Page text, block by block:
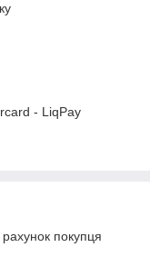
- LiqPay
покупця